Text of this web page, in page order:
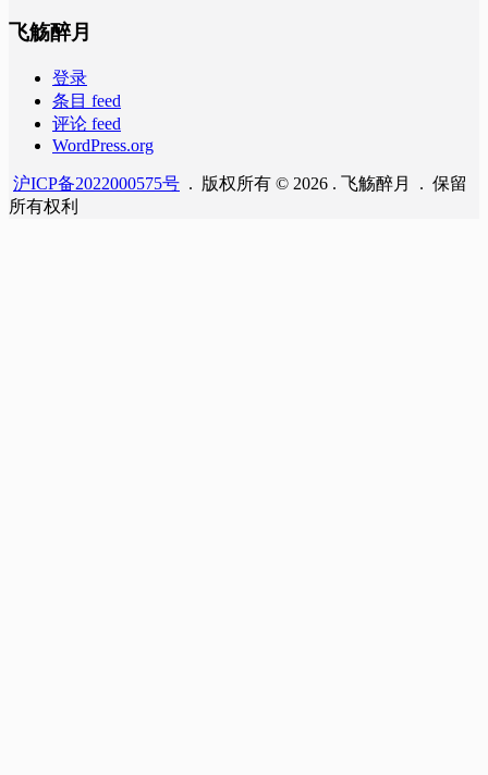
飞觞醉月
登录
条目 feed
评论 feed
WordPress.org
沪ICP备2022000575号 . 版权所有 © 2026 . 飞觞醉月 . 保留
所有权利